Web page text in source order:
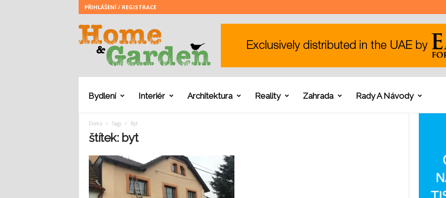
PŘIHLÁŠENÍ / REGISTRACE
m
r
Bydlení Interiér Architektura Reality Zahrada Rady A Návody
Domů Tagy Byt
štítek: byt